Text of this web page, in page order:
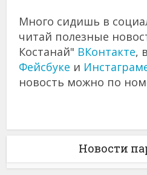
Много сидишь в
читай полезные
Костанай" ВКонтакте, в
Фейсбуке и
новость можно по
Новости